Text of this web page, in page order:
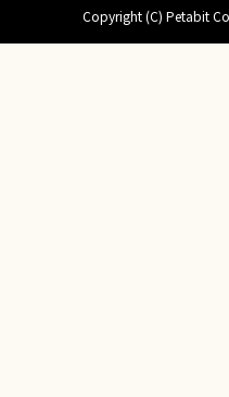
Copyright (C) Petabit